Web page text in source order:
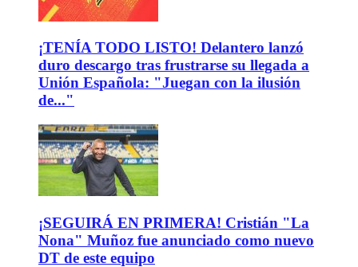
¡TENÍA TODO LISTO! Delantero lanzó
duro descargo tras frustrarse su llegada a
Unión Española: "Juegan con la ilusión
de..."
¡SEGUIRÁ EN PRIMERA! Cristián "La
Nona" Muñoz fue anunciado como nuevo
DT de este equipo